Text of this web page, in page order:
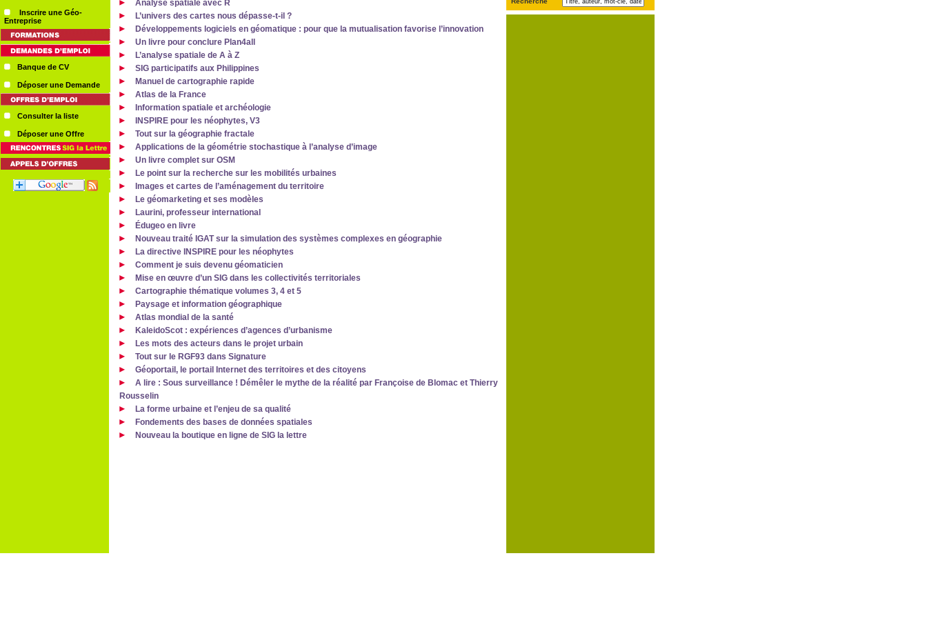
Inscrire une Géo-
Entreprise
Banque de CV
Déposer une Demande
Consulter la liste
Déposer une Offre
Analyse spatiale avec R
L’univers des cartes nous dépasse-t-il ?
Développements logiciels en géomatique : pour que la mutualisation favorise l’innovation
Un livre pour conclure Plan4all
L’analyse spatiale de A à Z
SIG participatifs aux Philippines
Manuel de cartographie rapide
Atlas de la France
Information spatiale et archéologie
INSPIRE pour les néophytes, V3
Tout sur la géographie fractale
Applications de la géométrie stochastique à l’analyse d’image
Un livre complet sur OSM
Le point sur la recherche sur les mobilités urbaines
Images et cartes de l’aménagement du territoire
Le géomarketing et ses modèles
Laurini, professeur international
Édugeo en livre
Nouveau traité IGAT sur la simulation des systèmes complexes en géographie
La directive INSPIRE pour les néophytes
Comment je suis devenu géomaticien
Mise en œuvre d’un SIG dans les collectivités territoriales
Cartographie thématique volumes 3, 4 et 5
Paysage et information géographique
Atlas mondial de la santé
KaleidoScot : expériences d’agences d’urbanisme
Les mots des acteurs dans le projet urbain
Tout sur le RGF93 dans Signature
Géoportail, le portail Internet des territoires et des citoyens
A lire : Sous surveillance ! Démêler le mythe de la réalité par Françoise de Blomac et Thierry
Rousselin
La forme urbaine et l’enjeu de sa qualité
Fondements des bases de données spatiales
Nouveau la boutique en ligne de SIG la lettre